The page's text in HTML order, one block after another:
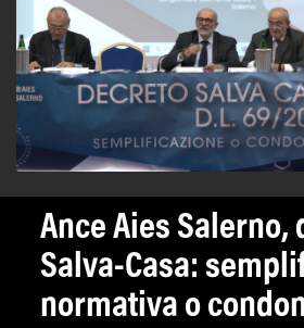
Ance Aies Salerno,
Salva-Casa:
normativa o